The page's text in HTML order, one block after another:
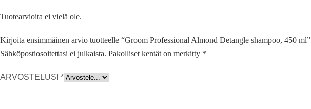
Tuotearvioita ei vielä ole.
Kirjoita ensimmäinen arvio tuotteelle “Groom Professional Almond Detangle shampoo, 450 ml”
Sähköpostiosoitettasi ei julkaista. Pakolliset kentät on merkitty *
ARVOSTELUSI *